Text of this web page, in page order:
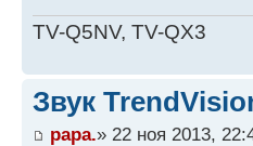
TV-Q5NV, TV-QX3
Звук
papa.» 22 ноя 2013,